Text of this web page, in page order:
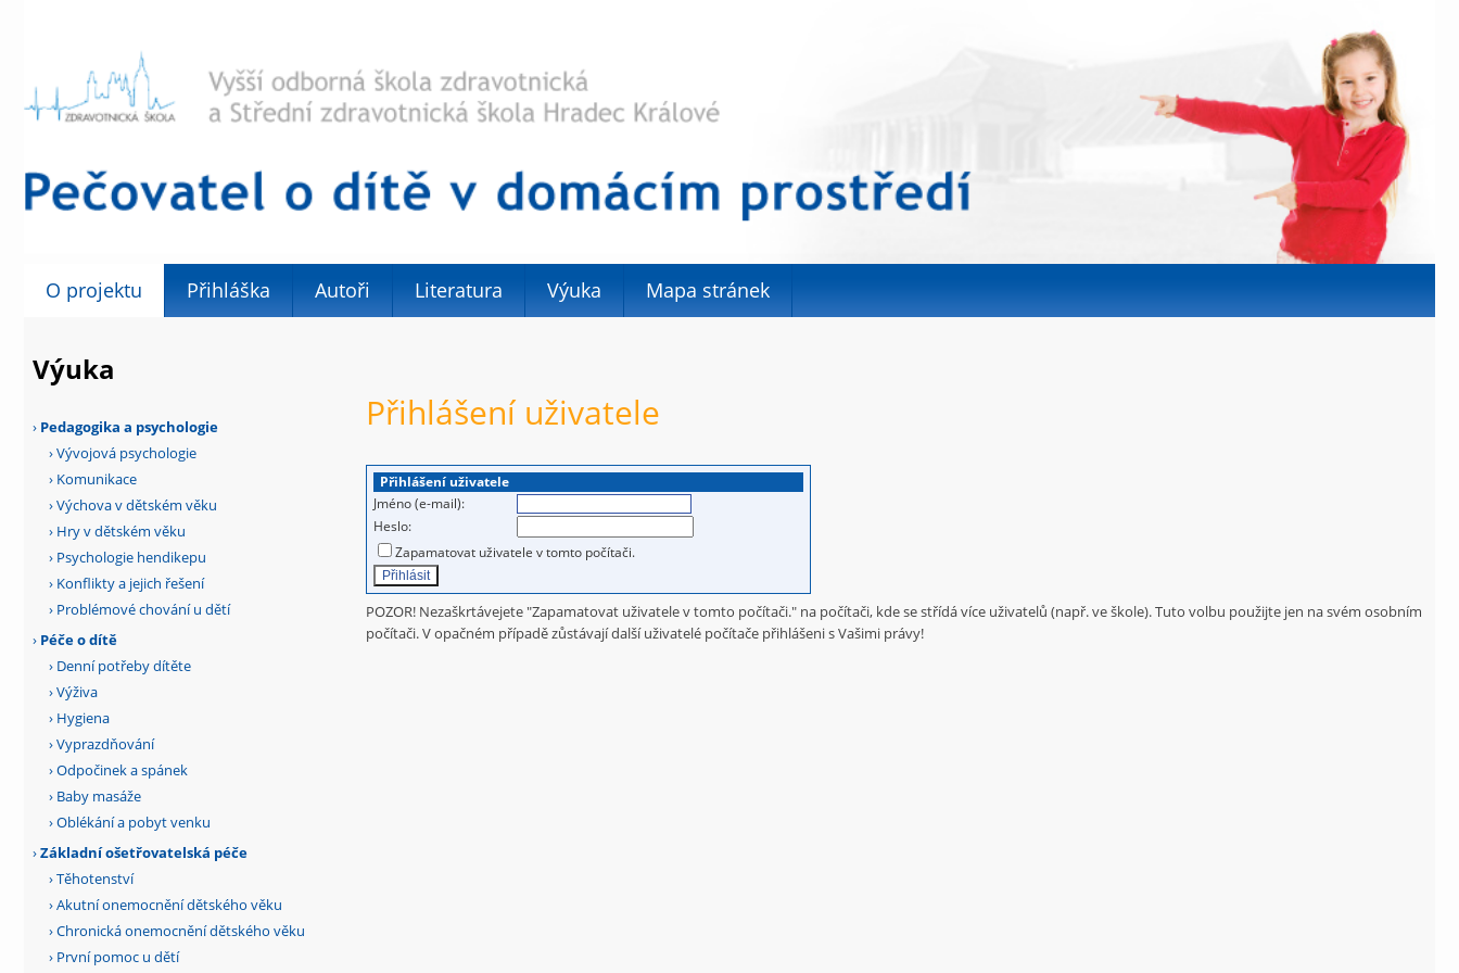
O projektu Přihláška Autoři Literatura Výuka Mapa stránek
Výuka
› Pedagogika a psychologie
›Vývojová psychologie
› Komunikace
›Výchova v dětském věku
› Hry v dětském věku
› Psychologie hendikepu
› Konflikty a jejich řešení
› Problémové chování u dětí
› Péče o dítě
› Denní potřeby dítěte
›Výživa
› Hygiena
›Vyprazdňování
›Odpočinek a spánek
› Baby masáže
›Oblékání a pobyt venku
›Základní ošetřovatelská péče
›Těhotenství
›Akutní onemocnění dětského věku
›Chronická onemocnění dětského věku
› První pomoc u dětí
Přihlášení uživatele
Přihlášení uživatele
Jméno (e-mail):
Heslo:
Zapamatovat uživatele v tomto počítači.
POZOR! Nezaškrtávejete "Zapamatovat uživatele v tomto počítači." na počítači, kde se střídá více uživatelů (např. ve škole). Tuto volbu použijte jen na svém osobním
počítači. V opačném případě zůstávají další uživatelé počítače přihlášeni s Vašimi právy!